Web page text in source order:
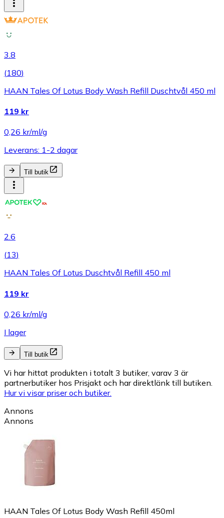
3.8
(180)
HAAN Tales Of Lotus Body Wash Refill Duschtvål 450 ml
119 kr
0,26 kr/ml/g
Leverans: 1-2 dagar
Till butik
2.6
(13)
HAAN Tales Of Lotus Duschtvål Refill 450 ml
119 kr
0,26 kr/ml/g
I lager
Till butik
Vi har hittat produkten i totalt 3 butiker, varav 3 är
partnerbutiker hos Prisjakt och har direktlänk till butiken.
Hur vi visar priser och butiker.
Annons
Annons
HAAN Tales Of Lotus Body Wash Refill 450ml